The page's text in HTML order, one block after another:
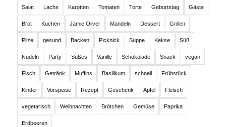
Salat Lachs Karotten Tomaten Torte Geburtstag Gäste
Brot Kuchen Jamie Oliver Mandeln Dessert Grillen
Pilze gesund Backen Picknick Suppe Kekse Süß
Nudeln Party Süßes Vanille Schokolade Snack vegan
Fisch Getränk Muffins Basilikum schnell Frühstück
Kinder Vorspeise Rezept Geschenk Apfel Fleisch
vegetarisch Weihnachten Brötchen Gemüse Paprika
Erdbeeren